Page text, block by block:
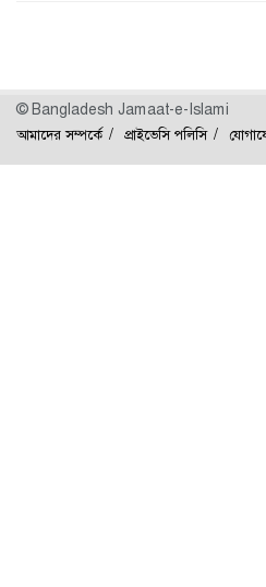
© Bangladesh Jamaat-e-Islami
আমাদের সম্পর্কে প্রাইভেসি পলিসি